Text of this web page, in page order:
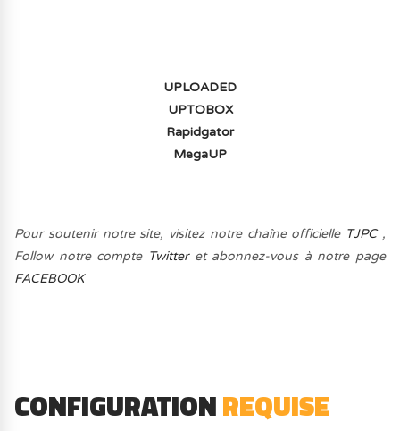
UPLOADED
UPTOBOX
Rapidgator
MegaUP
Pour soutenir notre site, visitez notre chaîne officielle TJPC,
Follow notre compte Twitteret abonnez-vous à notre page
FACEBOOK
CONFIGURATIONREQUISE